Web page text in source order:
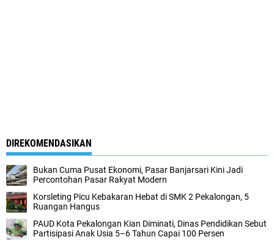
DIREKOMENDASIKAN
Bukan Cuma Pusat Ekonomi, Pasar Banjarsari Kini Jadi
Percontohan Pasar Rakyat Modern
Korsleting Picu Kebakaran Hebat di SMK 2 Pekalongan, 5
Ruangan Hangus
PAUD Kota Pekalongan Kian Diminati, Dinas Pendidikan Sebut
Partisipasi Anak Usia 5–6 Tahun Capai 100 Persen